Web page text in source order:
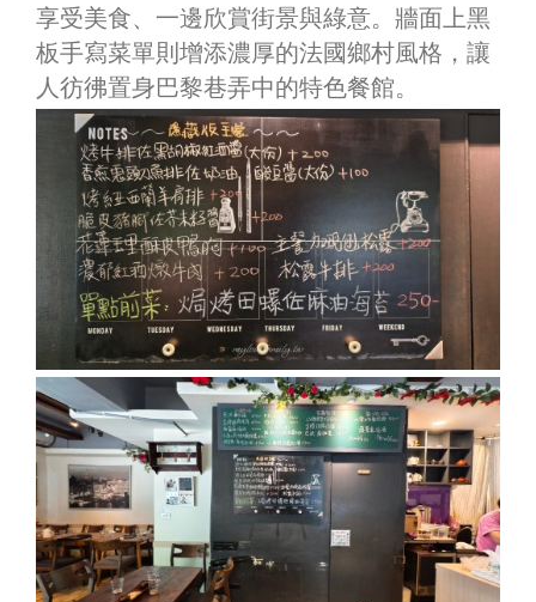
享受美食、一邊欣賞街景與綠意。牆面上黑
板手寫菜單則增添濃厚的法國鄉村風格，讓
人彷彿置身巴黎巷弄中的特色餐館。